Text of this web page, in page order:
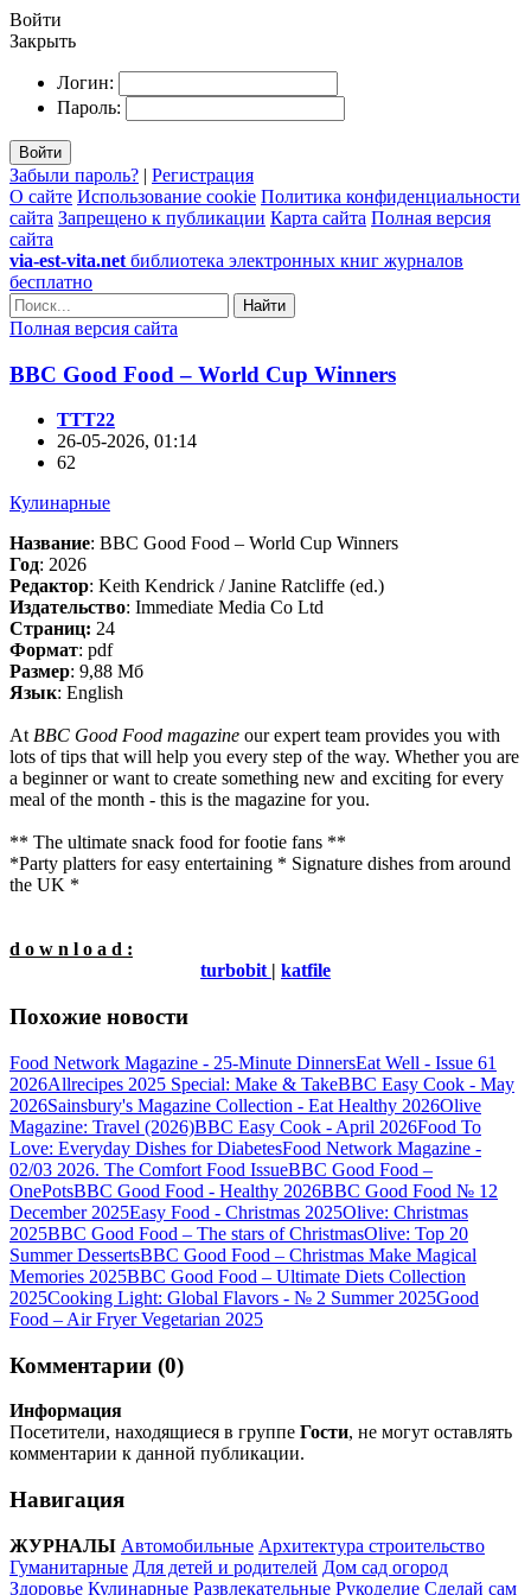
Войти
Закрыть
Логин:
Пароль:
Войти
Забыли пароль? | Регистрация
О сайте Использование cookie Политика конфиденциальности
сайта Запрещено к публикации Карта сайта Полная версия
сайта
via-est-vita.net библиотека электронных книг журналов
бесплатно
Найти
Полная версия сайта
BBC Good Food – World Cup Winners
TTT22
26-05-2026, 01:14
62
Кулинарные
Название: BBC Good Food – World Cup Winners
Год: 2026
Редактор: Keith Kendrick / Janine Ratcliffe (ed.)
Издательство: Immediate Media Co Ltd
Cтраниц: 24
Формат: pdf
Размер: 9,88 Мб
Язык: English
AtBBC Good Food magazine our expert team provides you with
lots of tips that will help you every step of the way. Whether you are
a beginner or want to create something new and exciting for every
meal of the month - this is the magazine for you.
** The ultimate snack food for footie fans **
*Party platters for easy entertaining * Signature dishes from around
the UK *
d o w n l o a d :
turbobit | katfile
Похожие новости
Food Network Magazine - 25-Minute DinnersEat Well - Issue 61
2026Allrecipes 2025 Special: Make & TakeBBC Easy Cook - May
2026Sainsbury's Magazine Collection - Eat Healthy 2026Olive
Magazine: Travel (2026)BBC Easy Cook - April 2026Food To
Love: Everyday Dishes for DiabetesFood Network Magazine -
02/03 2026. The Comfort Food IssueBBC Good Food –
OnePotsBBC Good Food - Healthy 2026BBC Good Food № 12
December 2025Easy Food - Christmas 2025Olive: Christmas
2025BBC Good Food – The stars of ChristmasOlive: Top 20
Summer DessertsBBC Good Food – Christmas Make Magical
Memories 2025BBC Good Food – Ultimate Diets Collection
2025Cooking Light: Global Flavors - № 2 Summer 2025Good
Food – Air Fryer Vegetarian 2025
Комментарии (0)
Информация
Посетители, находящиеся в группе Гости, не могут оставлять
комментарии к данной публикации.
Навигация
ЖУРНАЛЫ Автомобильные Архитектура строительство
Гуманитарные Для детей и родителей Дом сад огород
Здоровье Кулинарные Развлекательные Рукоделие Сделай сам